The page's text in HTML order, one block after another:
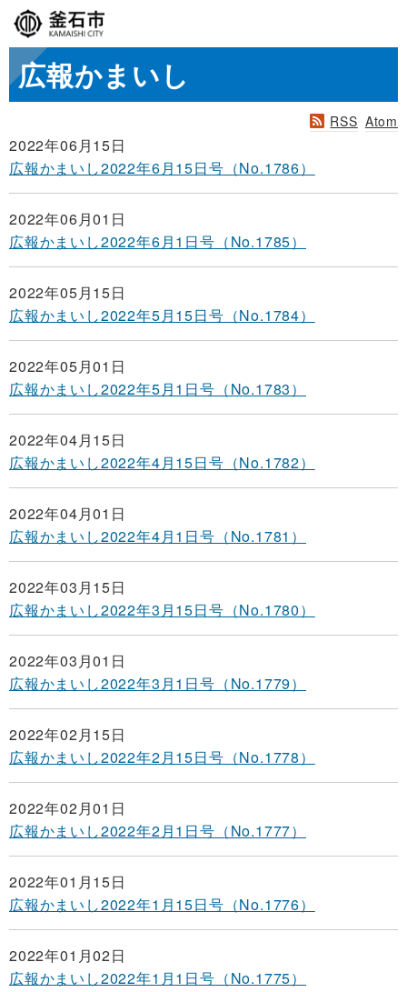
広報かまいし
RSS Atom
2022年06月15日
広報かまいし2022年6月15日号（No.1786）
2022年06月01日
広報かまいし2022年6月1日号（No.1785）
2022年05月15日
広報かまいし2022年5月15日号（No.1784）
2022年05月01日
広報かまいし2022年5月1日号（No.1783）
2022年04月15日
広報かまいし2022年4月15日号（No.1782）
2022年04月01日
広報かまいし2022年4月1日号（No.1781）
2022年03月15日
広報かまいし2022年3月15日号（No.1780）
2022年03月01日
広報かまいし2022年3月1日号（No.1779）
2022年02月15日
広報かまいし2022年2月15日号（No.1778）
2022年02月01日
広報かまいし2022年2月1日号（No.1777）
2022年01月15日
広報かまいし2022年1月15日号（No.1776）
2022年01月02日
広報かまいし2022年1月1日号（No.1775）